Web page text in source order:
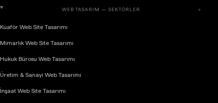
WEB TASARIM — SEKTÖRLER ＋
Kuaför Web Site Tasarımı
Mimarlık Web Site Tasarımı
Hukuk Bürosu Web Tasarımı
Üretim & Sanayi Web Tasarımı
İnşaat Web Site Tasarımı